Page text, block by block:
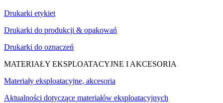
Drukarki etykiet
Drukarki do produkcji & opakowań
Drukarki do oznaczeń
MATERIAŁY EKSPLOATACYJNE I AKCESORIA
Materiały eksploatacyjne, akcesoria
Aktualności dotyczące materiałów eksploatacyjnych